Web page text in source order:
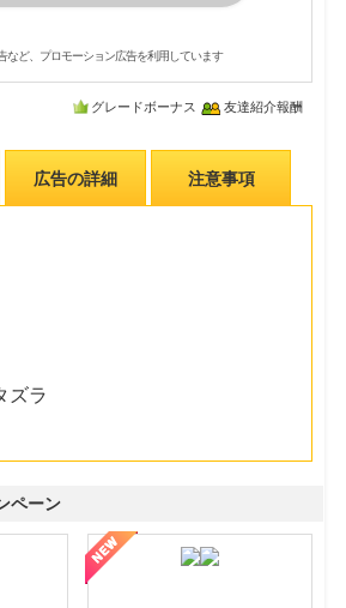
など、プロモーション広告を利用しています
グレードボーナス 友達紹介報酬
広告の詳細 注意事項
ズラ
ペーン